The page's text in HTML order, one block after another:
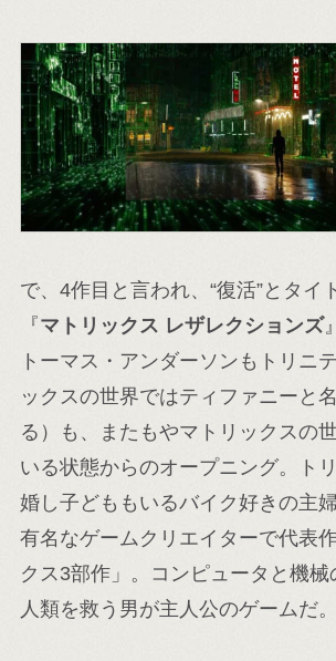
で、4作目と言われ、“復活”とタイ
『マトリックス レザレクションズ
トーマス・アンダーソンもトリニ
ックスの世界ではティファニーと
る）も、またもやマトリックスの
いる状態からのオープニング。ト
婚し子どももいるバイク好きの主
有名なゲームクリエイターで代表
クス3部作」。コンピュータと機械
人類を救う男が主人公のゲームだ。